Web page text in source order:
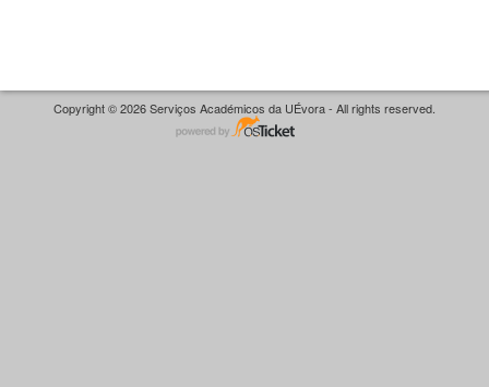
Copyright © 2026 Serviços Académicos da UÉvora - All rights reserved.